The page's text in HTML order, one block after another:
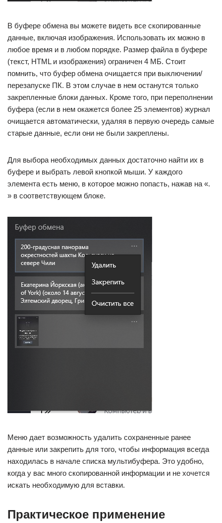
В буфере обмена вы можете видеть все скопированные
данные, включая изображения. Использовать их можно в
любое время и в любом порядке. Размер файла в буфере
(текст, HTML и изображения) ограничен 4 МБ. Стоит
помнить, что буфер обмена очищается при выключении/
перезапуске ПК. В этом случае в нем останутся только
закрепленные блоки данных. Кроме того, при переполнении
буфера (если в нем окажется более 25 элементов) журнал
очищается автоматически, удаляя в первую очередь самые
старые данные, если они не были закреплены.
Для выбора необходимых данных достаточно найти их в
буфере и выбрать левой кнопкой мыши. У каждого
элемента есть меню, в которое можно попасть, нажав на «.
» в соответствующем блоке.
Меню дает возможность удалить сохраненные ранее
данные или закрепить для того, чтобы информация всегда
находилась в начале списка мультибуфера. Это удобно,
когда у вас много скопированной информации и не хочется
искать необходимую для вставки.
Практическое применение